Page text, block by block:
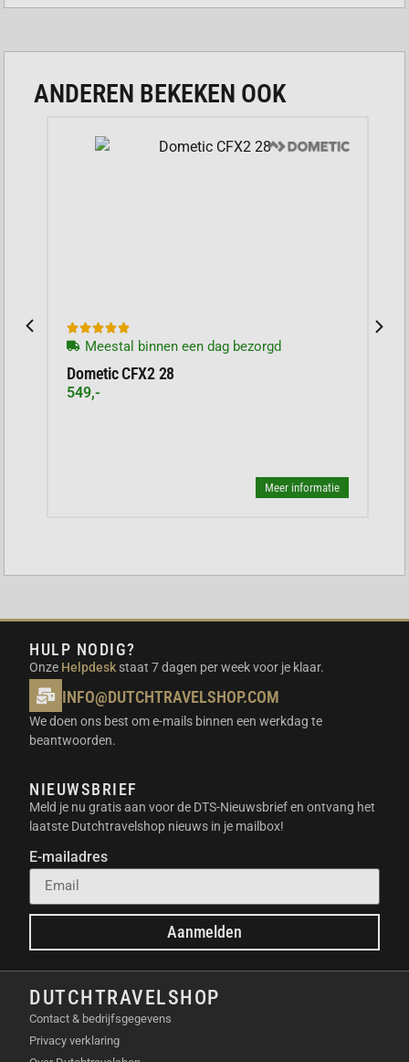
Glacier
Plug and Play ontwerp, Lichtgewicht: 1,8 kg
Capaciteit: 298Wh, Li-ion batterijtechnologie
Levensduur: 800 cycli tot 80% van de
bevestigen zonder dat je gereedschap nodig hebt.
ANDEREN BEKEKEN OOK

Meestal binnen een dag bezorgd
Dometic CFX2 28
549,-
Meer informatie
HULP NODIG?
Onze Helpdesk staat 7 dagen per week voor je klaar.
INFO@DUTCHTRAVELSHOP.COM
We doen ons best om e-mails binnen een werkdag te
beantwoorden.
NIEUWSBRIEF
Meld je nu gratis aan voor de DTS-Nieuwsbrief en ontvang het
laatste Dutchtravelshop nieuws in je mailbox!
E-mailadres
Aanmelden
DUTCHTRAVELSHOP
Contact & bedrijfsgegevens
Privacy verklaring